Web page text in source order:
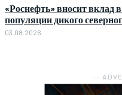
«Роснефть» вносит вклад
популяции дикого
03.08.2026
―